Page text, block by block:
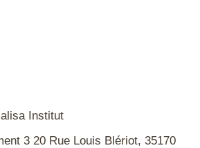
Institut
3 20 Rue Louis Blériot, 35170